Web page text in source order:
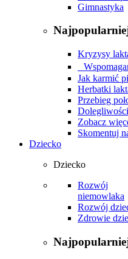
Gimnastyka
Kryzysy
Jak karmić
Herbatki
Przebieg
Zobacz
Skomentuj
Dziecko
Dziecko
Rozwój
niemowlaka
Rozwój
Zdrowie